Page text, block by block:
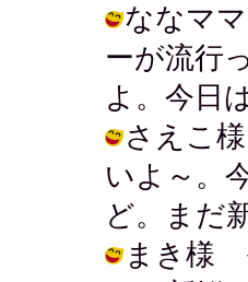
ななマ
ーが流行
よ。今日
さえこ
いよ～。
ど。まだ
まき様